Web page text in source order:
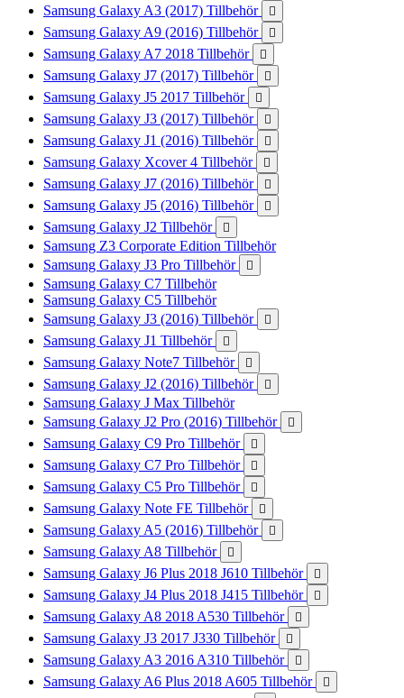
Samsung Galaxy A3 (2017) Tillbehör

Samsung Galaxy A9 (2016) Tillbehör 
Samsung Galaxy A7 2018 Tillbehör 
Samsung Galaxy J7 (2017) Tillbehör 
Samsung Galaxy J5 2017 Tillbehör 
Samsung Galaxy J3 (2017) Tillbehör 
Samsung Galaxy J1 (2016) Tillbehör 
Samsung Galaxy Xcover 4 Tillbehör 
Samsung Galaxy J7 (2016) Tillbehör 
Samsung Galaxy J5 (2016) Tillbehör 
Samsung Galaxy J2 Tillbehör 
Samsung Z3 Corporate Edition Tillbehör
Samsung Galaxy J3 Pro Tillbehör

Samsung Galaxy C7 Tillbehör
Samsung Galaxy C5 Tillbehör
Samsung Galaxy J3 (2016) Tillbehör

Samsung Galaxy J1 Tillbehör 
Samsung Galaxy Note7 Tillbehör 
Samsung Galaxy J2 (2016) Tillbehör 
Samsung Galaxy J Max Tillbehör
Samsung Galaxy J2 Pro (2016) Tillbehör

Samsung Galaxy C9 Pro Tillbehör 
Samsung Galaxy C7 Pro Tillbehör 
Samsung Galaxy C5 Pro Tillbehör 
Samsung Galaxy Note FE Tillbehör 
Samsung Galaxy A5 (2016) Tillbehör 
Samsung Galaxy A8 Tillbehör 
Samsung Galaxy J6 Plus 2018 J610 Tillbehör 
Samsung Galaxy J4 Plus 2018 J415 Tillbehör 
Samsung Galaxy A8 2018 A530 Tillbehör 
Samsung Galaxy J3 2017 J330 Tillbehör 
Samsung Galaxy A3 2016 A310 Tillbehör 
Samsung Galaxy A6 Plus 2018 A605 Tillbehör 